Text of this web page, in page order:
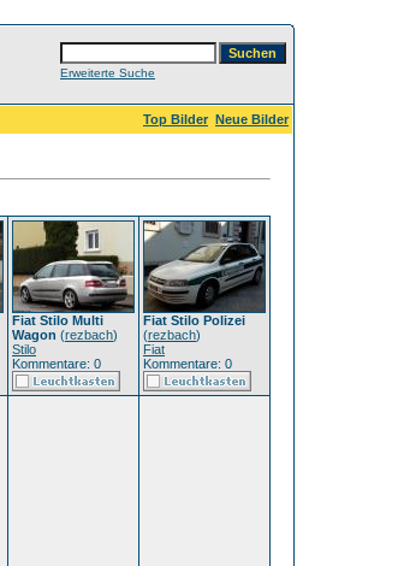
Erweiterte Suche
Top Bilder Neue Bilder
Fiat Stilo Multi
Wagon (rezbach)
Stilo
Kommentare: 0
Fiat Stilo Polizei
(rezbach)
Fiat
Kommentare: 0